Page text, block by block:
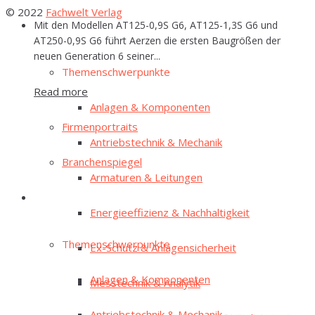
E‑Mag
The­men­schwer­punk­te
Anla­gen & Komponenten
Antriebs­tech­nik & Mechanik
Arma­tu­ren & Leitungen
Ener­gie­ef­fi­zi­enz & Nachhaltigkeit
Ex-Schutz & Anlagensicherheit
Mess­tech­nik & Analytik
Mit den Modellen AT125-0,9S G6, AT125-1,3S G6 und
AT250-0,9S G6 führt Aerzen die ersten Baugrößen der
neuen Generation 6 seiner...
Read more
Fir­men­por­traits
Bran­chen­spie­gel
The­men­schwer­punk­te
Anla­gen & Komponenten
© 2022 Fachwelt Verlag